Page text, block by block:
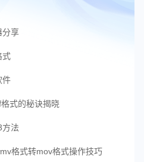
分享
式
件
式的秘诀揭晓
方法
格式转mov格式操作技巧